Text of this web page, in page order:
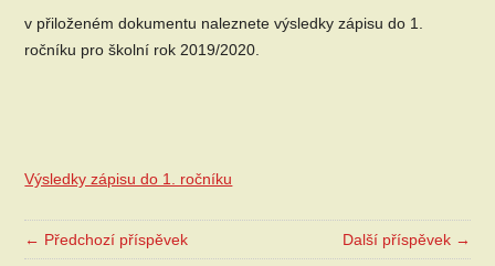
v přiloženém dokumentu naleznete výsledky zápisu do 1.
ročníku pro školní rok 2019/2020.
Výsledky zápisu do 1. ročníku
← Předchozí příspěvek Další příspěvek →